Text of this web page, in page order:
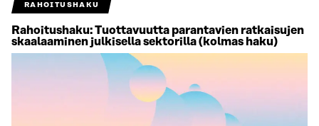
RAHOITUSHAKU
Rahoitushaku: Tuottavuutta parantavien ratkaisujen
skaalaaminen julkisella sektorilla (kolmas haku)